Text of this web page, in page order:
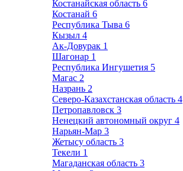
Костанайская область 6
Костанай 6
Республика Тыва 6
Кызыл 4
Ак-Довурак 1
Шагонар 1
Республика Ингушетия 5
Магас 2
Назрань 2
Северо-Казахстанская область 4
Петропавловск 3
Ненецкий автономный округ 4
Нарьян-Мар 3
Жетысу область 3
Текели 1
Магаданская область 3